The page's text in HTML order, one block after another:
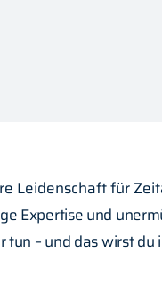
Leidenschaft für
Expertise und
– und das wirst